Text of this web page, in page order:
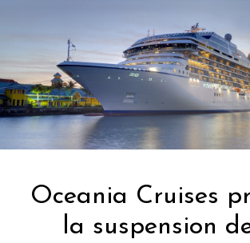
Oceania Cruises
la suspension